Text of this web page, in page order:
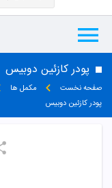
پودر کازئین دوبیس
صفحه نخست مکمل ها
پودر کازئین دوبیس